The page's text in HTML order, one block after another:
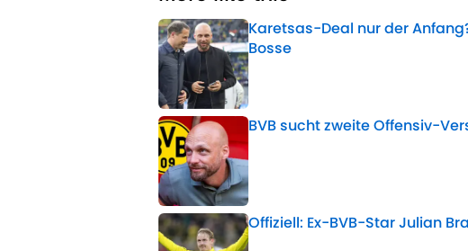
Karetsas-Deal nur der
Bosse
Published by on Invalid Date
BVB sucht zweite Offensiv-
Published by on Invalid Date
Offiziell: Ex-BVB-Star Julian
Published by on Invalid Date